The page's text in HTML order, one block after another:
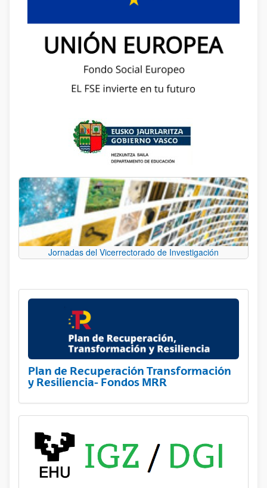
Jornadas del Vicerrectorado de Investigación
Plan de Recuperación Transformación
y Resiliencia- Fondos MRR